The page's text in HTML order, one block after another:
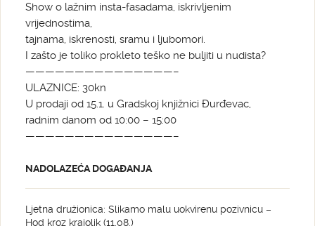
Show o lažnim insta-fasadama, iskrivljenim
vrijednostima,
tajnama, iskrenosti, sramu i ljubomori.
I zašto je toliko prokleto teško ne buljiti u nudista?
———————————————–
ULAZNICE: 30kn
U prodaji od 15.1. u Gradskoj knjižnici Đurđevac,
radnim danom od 10:00 – 15:00
———————————————–
NADOLAZEĆA DOGAĐANJA
Ljetna družionica: Slikamo malu uokvirenu pozivnicu –
Hod kroz krajolik (11.08.)